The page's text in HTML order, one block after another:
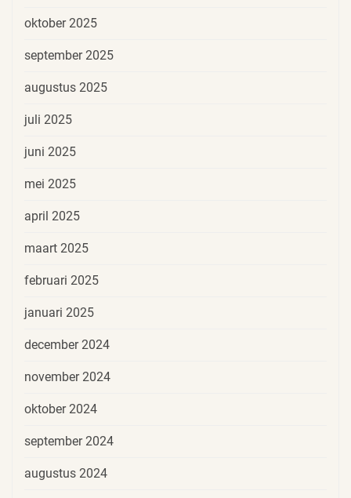
oktober 2025
september 2025
augustus 2025
juli 2025
juni 2025
mei 2025
april 2025
maart 2025
februari 2025
januari 2025
december 2024
november 2024
oktober 2024
september 2024
augustus 2024